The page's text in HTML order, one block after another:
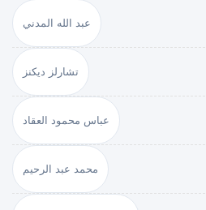
عبد الله المدني
تشارلز ديكنز
عباس محمود العقاد
محمد عبد الرحيم